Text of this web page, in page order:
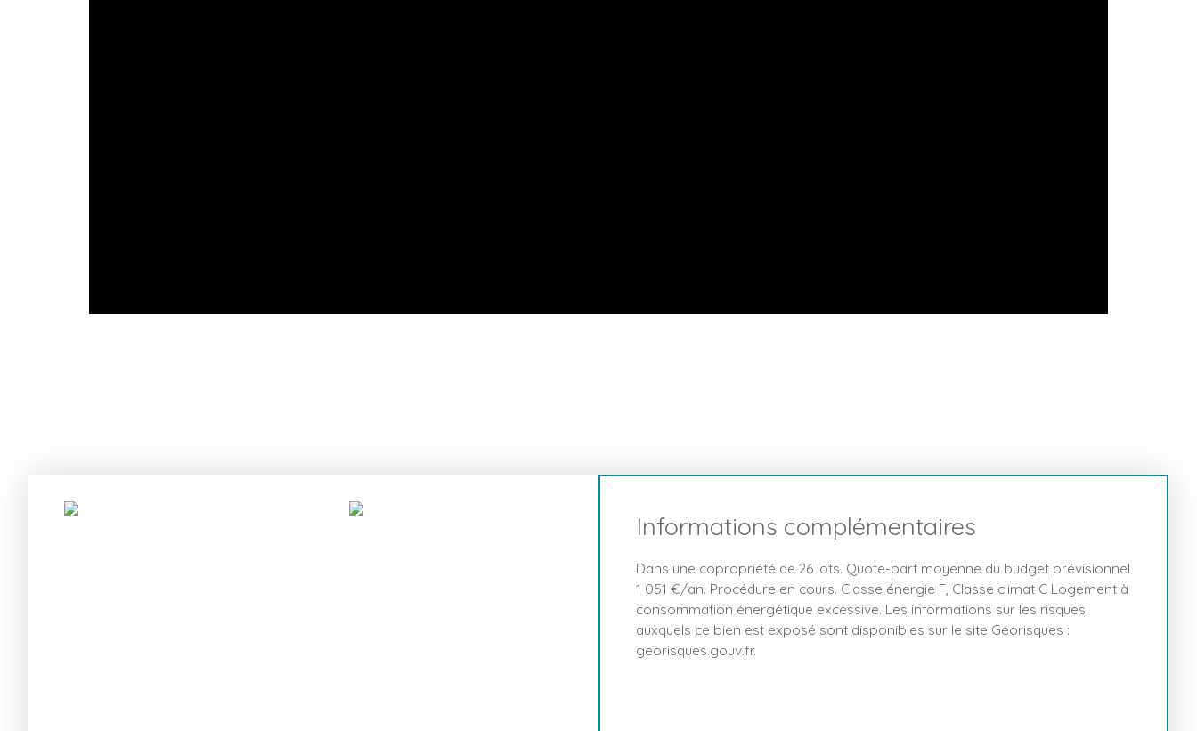
Informations complémentaires
Dans une copropriété de 26 lots. Quote-part moyenne du budget prévisionnel
1 051 €/an. Procédure en cours. Classe énergie F, Classe climat C Logement à
consommation énergétique excessive. Les informations sur les risques
auxquels ce bien est exposé sont disponibles sur le site Géorisques :
georisques.gouv.fr.